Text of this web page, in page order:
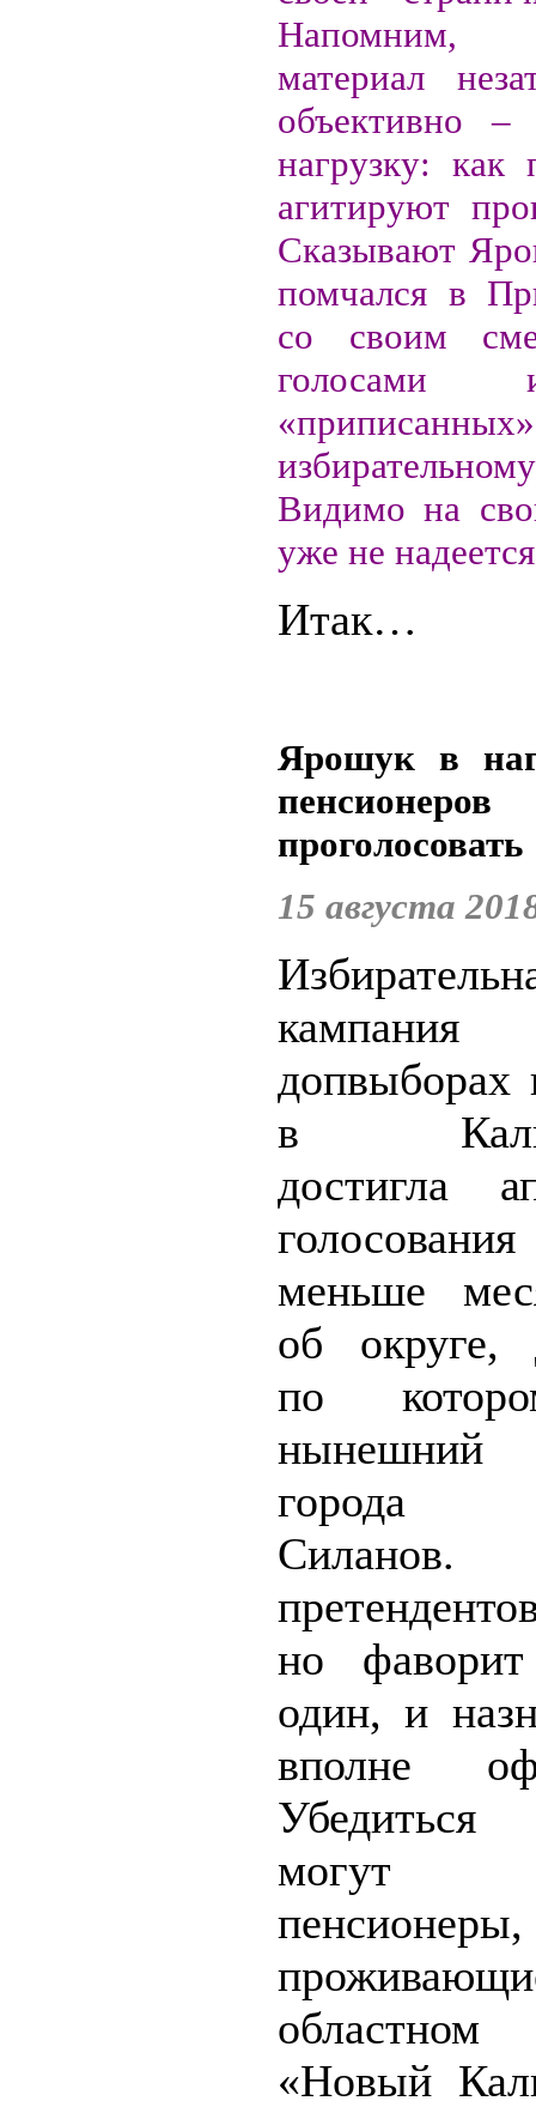
Напомним,
материал
объективно
нагрузку: как
агитируют
Сказывают
помчался в
со своим
голосами
Видимо на
уже не
Итак…
Ярошук в
пенсионеров
проголосовать
15 августа
допвыборах
в
достигла
меньше
об округе,
по
города
но
один, и
вполне
могут
пенсионеры,
«Новый